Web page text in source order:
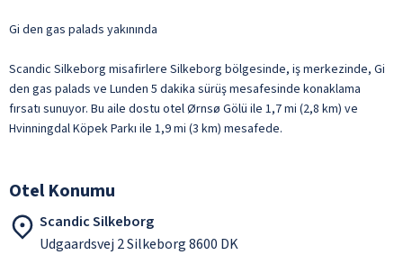
Gi den gas palads yakınında
Scandic Silkeborg misafirlere Silkeborg bölgesinde, iş merkezinde, Gi
den gas palads ve Lunden 5 dakika sürüş mesafesinde konaklama
fırsatı sunuyor. Bu aile dostu otel Ørnsø Gölü ile 1,7 mi (2,8 km) ve
Hvinningdal Köpek Parkı ile 1,9 mi (3 km) mesafede.
Otel Konumu
Scandic Silkeborg
Udgaardsvej 2 Silkeborg 8600 DK